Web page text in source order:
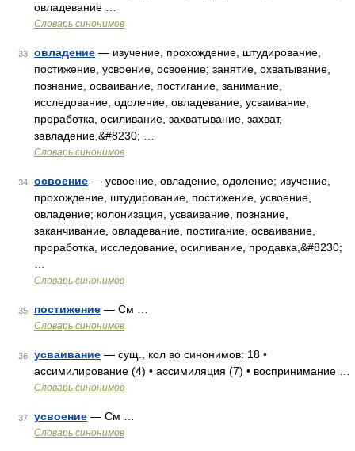
овладевание …
Словарь синонимов
33 овладение — изучение, прохождение, штудирование,
постижение, усвоение, освоение; занятие, охватывание,
познание, осваивание, постигание, занимание,
исследование, одоление, овладевание, усваивание,
проработка, осиливание, захватывание, захват,
завладение,&#8230; …
Словарь синонимов
34 освоение — усвоение, овладение, одоление; изучение,
прохождение, штудирование, постижение, усвоение,
овладение; колонизация, усваивание, познание,
заканчивание, овладевание, постигание, осваивание,
проработка, исследование, осиливание, продавка,&#8230;
Словарь синонимов
35 постижение — См …
Словарь синонимов
36 усваивание — сущ., кол во синонимов: 18 •
ассимилирование (4) • ассимиляция (7) • воспринимание …
Словарь синонимов
37 усвоение — См …
Словарь синонимов